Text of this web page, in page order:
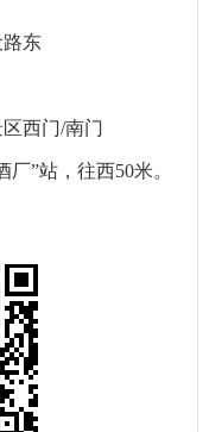
东
西门/南门
”站，往西50米。